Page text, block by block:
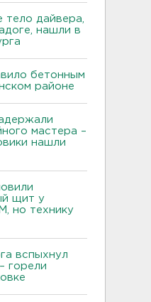
тело дайвера,
нашли в
бетонным
районе
мастера –
нашли
щит у
но технику
вспыхнул
горели